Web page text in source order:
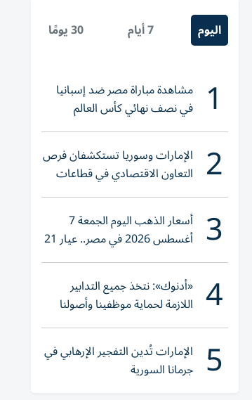
اليوم 7 أيام 30 يومًا
1 مشاهدة مباراة مصر ضد إسبانيا
في نصف نهائي كأس العالم
لناشئات اليد 2026
2 الإمارات وسوريا تستكشفان فرص
التعاون الاقتصادي في قطاعات
حيوية
3 أسعار الذهب اليوم الجمعة 7
أغسطس 2026 في مصر.. عيار 21
يقترب من هذا الرقم
4 «أدنوك»: نتخذ جميع التدابير
اللازمة لحماية موظفينا وأصولنا
وعملياتنا
5 الإمارات تُدين التفجير الإرهابي في
جرمانا السورية